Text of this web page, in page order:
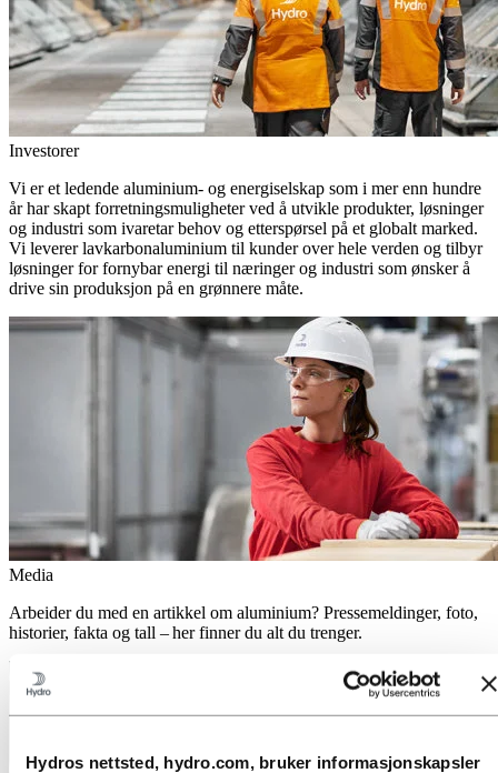
Hydros nettsted, hydro.com, bruker informasjonskapsler
Investorer
Vi er et ledende aluminium- og energiselskap som i mer enn hundre
år har skapt forretningsmuligheter ved å utvikle produkter, løsninger
og industri som ivaretar behov og etterspørsel på et globalt marked.
Vi leverer lavkarbonaluminium til kunder over hele verden og tilbyr
løsninger for fornybar energi til næringer og industri som ønsker å
drive sin produksjon på en grønnere måte.
Media
Arbeider du med en artikkel om aluminium? Pressemeldinger, foto,
historier, fakta og tall – her finner du alt du trenger.